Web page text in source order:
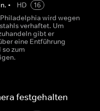
• HD
16
wird wegen
verhaftet. Um
gibt er
eine Entführung
so zum
festgehalten